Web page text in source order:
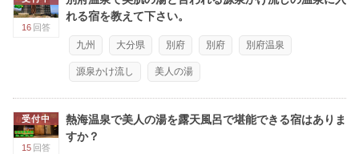
16 回答
れる宿を教えて下さい。
九州 大分県 別府 別府 別府温泉
源泉かけ流し 美人の湯
受付中
15 回答
熱海温泉で美人の湯を露天風呂で堪能できる宿はありま
すか？